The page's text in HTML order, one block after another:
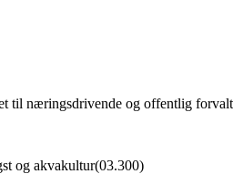
til næringsdrivende og offentlig
og akvakultur(03.300)